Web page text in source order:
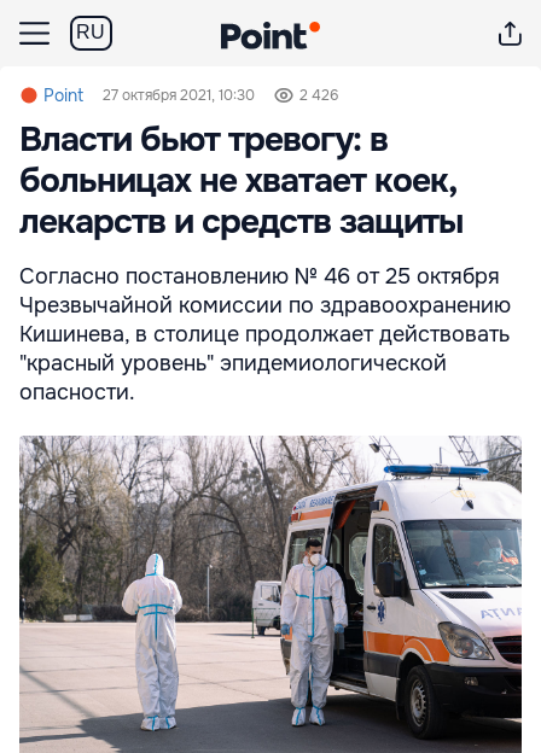
RU
Point 27 октября 2021, 10:30 2 426
Власти бьют тревогу: в
больницах не хватает коек,
лекарств и средств защиты
Согласно постановлению № 46 от 25 октября
Чрезвычайной комиссии по здравоохранению
Кишинева, в столице продолжает действовать
"красный уровень" эпидемиологической
опасности.